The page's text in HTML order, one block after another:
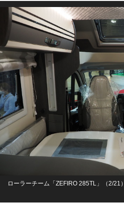
ローラーチーム「ZEFIRO 285TL」（2/21）